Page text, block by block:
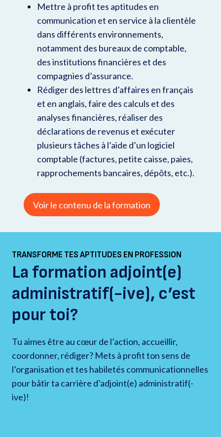
Mettre à profit tes aptitudes en
communication et en service à la clientèle
dans différents environnements,
notamment des bureaux de comptable,
des institutions financières et des
compagnies d’assurance.
Rédiger des lettres d’affaires en français
et en anglais, faire des calculs et des
analyses financières, réaliser des
déclarations de revenus et exécuter
plusieurs tâches à l’aide d’un logiciel
comptable (factures, petite caisse, paies,
rapprochements bancaires, dépôts, etc.).
Voir le contenu de la formation
TRANSFORME TES APTITUDES EN PROFESSION
La formation adjoint(e)
administratif(-ive), c’est
pour toi?
Tu aimes être au cœur de l’action, accueillir,
coordonner, rédiger? Mets à profit ton sens de
l’organisation et tes habiletés communicationnelles
pour bâtir ta carrière d’adjoint(e) administratif(-
ive)!